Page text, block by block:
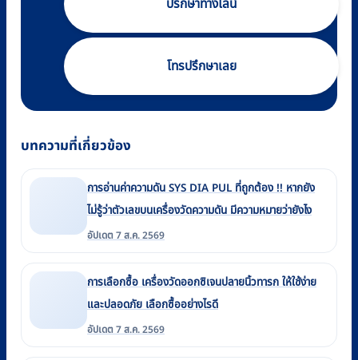
ปรึกษาทางไลน์
โทรปรึกษาเลย
บทความที่เกี่ยวข้อง
การอ่านค่าความดัน SYS DIA PUL ที่ถูกต้อง !! หากยัง
ไม่รู้ว่าตัวเลขบนเครื่องวัดความดัน มีความหมายว่ายังไง
อัปเดต 7 ส.ค. 2569
การเลือกซื้อ เครื่องวัดออกซิเจนปลายนิ้วทารก ให้ใช้ง่าย
และปลอดภัย เลือกซื้ออย่างไรดี
อัปเดต 7 ส.ค. 2569